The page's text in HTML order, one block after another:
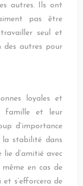
autres. Ils ont
pas être
seul et
des autres pour
loyales et
famille et leur
d’importance
stabilité dans
lie d’amitié avec
en cas de
s’efforcera de